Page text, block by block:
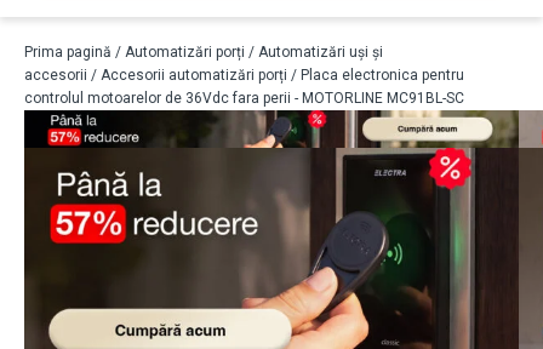
Prima pagină / Automatizări porți / Automatizări uși și
accesorii / Accesorii automatizări porți / Placa electronica pentru
controlul motoarelor de 36Vdc fara perii - MOTORLINE MC91BL-SC